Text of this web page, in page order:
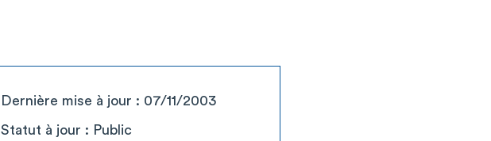
Dernière mise à jour : 07/11/2003
Statut à jour : Public